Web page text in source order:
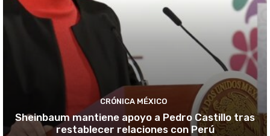
CRÓNICA MÉXICO
Sheinbaum mantiene apoyo a Pedro Castillo tras
restablecer relaciones con Perú